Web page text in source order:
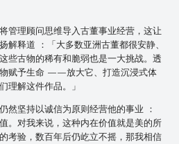
管理顾问思维导入古董事业经营，这让
解释道 ：「大多数亚洲古董都很安静、
些古物的稀有和脆弱也是一大挑战。透
赋予生命 ——放大它、打造沉浸式体
理解这件作品。」
然坚持以诚信为原则经营他的事业 ：
。对我来说，这种内在价值就是美的所
考验，数百年后仍屹立不摇，那我相信